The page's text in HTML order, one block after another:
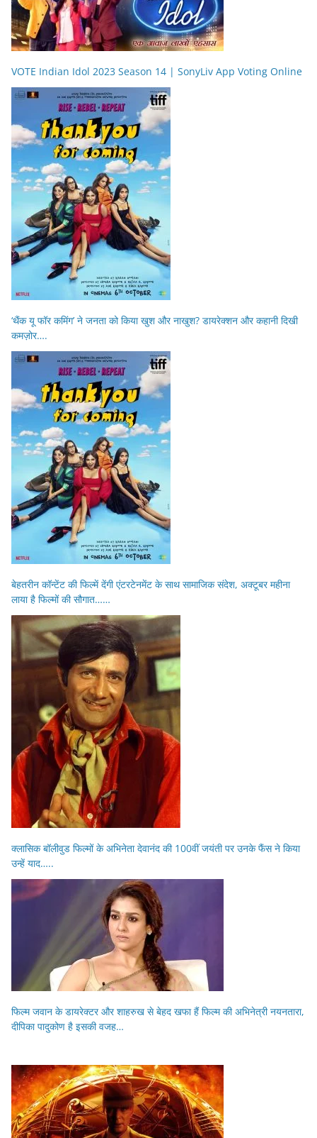
VOTE Indian Idol 2023 Season 14 | SonyLiv App Voting Online
‘थैंक यू फॉर कमिंग’ ने जनता को किया खुश और नाखुश? डायरेक्शन और कहानी दिखी
कमज़ोर….
बेहतरीन कॉन्टेंट की फिल्में देंगी एंटरटेनमेंट के साथ सामाजिक संदेश, अक्टूबर महीना
लाया है फिल्मों की सौगात……
क्लासिक बॉलीवुड फिल्मों के अभिनेता देवानंद की 100वीं जयंती पर उनके फैंस ने किया
उन्हें याद…..
फिल्म जवान के डायरेक्टर और शाहरुख से बेहद खफा हैं फिल्म की अभिनेत्री नयनतारा,
दीपिका पादुकोण है इसकी वजह…